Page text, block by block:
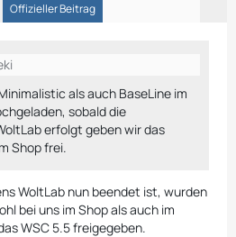
Offizieller Beitrag
als auch BaseLine im
sobald die
erfolgt geben wir das
Shop frei.
WoltLab nun beendet ist, wurden
bei uns im Shop als auch im
WSC 5.5 freigegeben.